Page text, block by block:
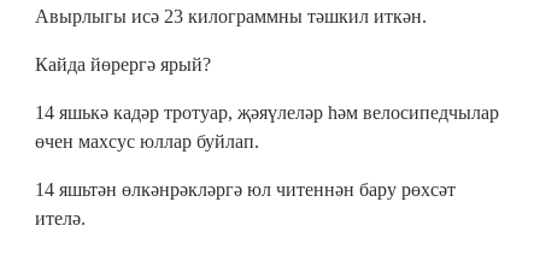
Авырлыгы исә 23 килограммны тәшкил иткән.
Кайда йөрергә ярый?
14 яшькә кадәр тротуар, җәяүлеләр һәм велосипедчылар
өчен махсус юллар буйлап.
14 яшьтән өлкәнрәкләргә юл читеннән бару рөхсәт
ителә.